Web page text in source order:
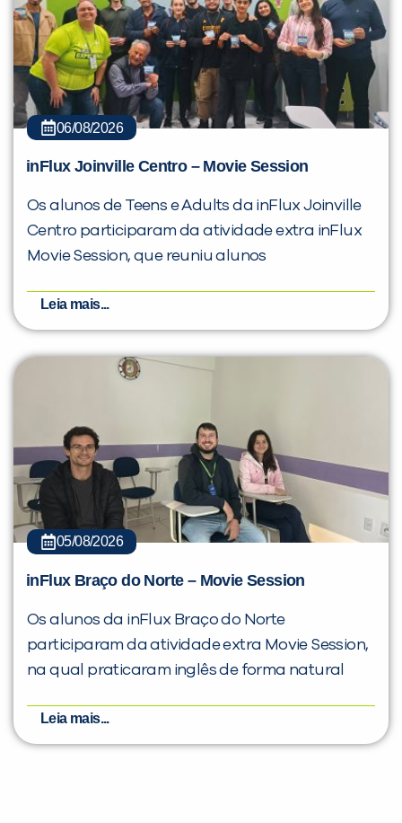
06/08/2026
inFlux Joinville Centro – Movie Session
Os alunos de Teens e Adults da inFlux Joinville
Centro participaram da atividade extra inFlux
Movie Session, que reuniu alunos
Leia mais...
05/08/2026
inFlux Braço do Norte – Movie Session
Os alunos da inFlux Braço do Norte
participaram da atividade extra Movie Session,
na qual praticaram inglês de forma natural
Leia mais...